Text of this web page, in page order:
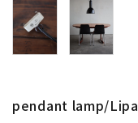
過去販売
INFORMATION
ようこそ ゲスト 様
pendant lamp/Lipa